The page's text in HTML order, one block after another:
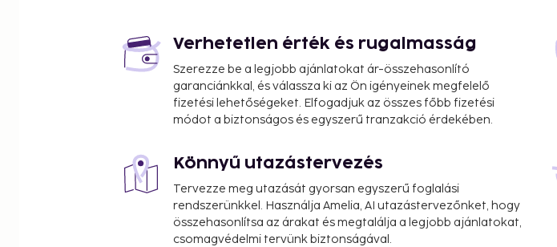
Verhetetlen érték és rugalmasság
Szerezze be a legjobb ajánlatokat ár-összehasonlító
garanciánkkal, és válassza ki az Ön igényeinek megfelelő
fizetési lehetőségeket. Elfogadjuk az összes főbb fizetési
módot a biztonságos és egyszerű tranzakció érdekében.
Könnyű utazástervezés
Tervezze meg utazását gyorsan egyszerű foglalási
rendszerünkkel. Használja Amelia, AI utazástervezőnket, hogy
összehasonlítsa az árakat és megtalálja a legjobb ajánlatokat,
csomagvédelmi tervünk biztonságával.